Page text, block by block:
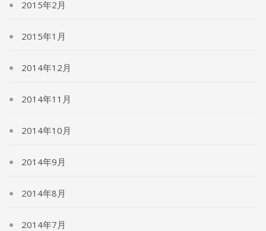
2015年2月
2015年1月
2014年12月
2014年11月
2014年10月
2014年9月
2014年8月
2014年7月